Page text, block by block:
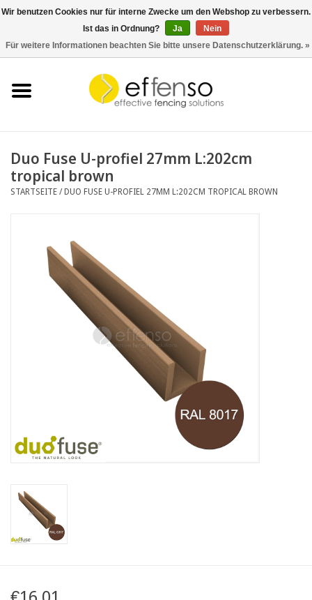
Beleuchtung
Schnäppchen
Duo Fuse U-profiel 27mm L:202cm
tropical brown
STARTSEITE /DUO FUSE U-PROFIEL 27MM L:202CM TROPICAL BROWN
Wir benutzen Cookies nur für interne Zwecke um den Webshop zu verbessern.
Ist das in Ordnung?
Ja
Nein
Für weitere Informationen beachten Sie bitte unsere Datenschutzerklärung. »